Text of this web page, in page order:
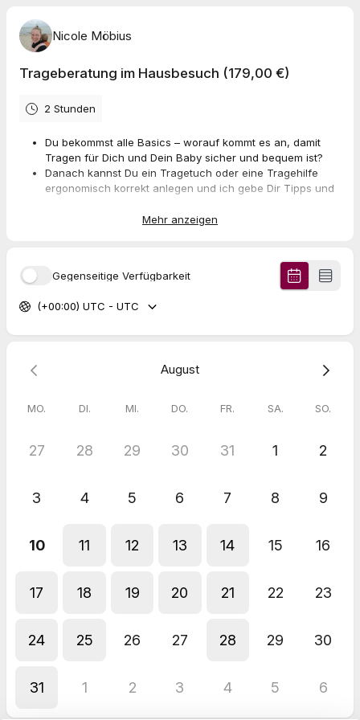
Nicole Möbius
Trageberatung im Hausbesuch (179,00 €)
2 Stunden
Du bekommst alle Basics – worauf kommt es an, damit
Tragen für Dich und Dein Baby sicher und bequem ist?
Danach kannst Du ein Tragetuch oder eine Tragehilfe
ergonomisch korrekt anlegen und ich gebe Dir Tipps und
ganz individuell auf Dich und Dein Baby abgestimmt
Exklusiv-Zeit für Euch an einem Termin Deiner Wahl
Buche Dir dirket Deinen Termin für eine individuelle
in Leipzig in Eurer gewohnten Umgebung und
Tragetücher ausprobieren, um heruaszufinden,
was für
Damit esauch für Dein Baby entspannt
ist, bringe ich
Tragehilfe (Kaution erforderlich)
inkl. Videoanleitungen, damit du auch nach dem Termin
Rechnung von mir)
Mit der Buchung akzeptierst Du dieAGBvon Tragestark -
Mehr anzeigen
Gegenseitige Verfügbarkeit
(+00:00) UTC - UTC
August
MO. DI. MI. DO. FR. SA. SO.
27 28 29 30 31 1 2
3 4 5 6 7 8 9
10 11 12 13 14 15 16
17 18 19 20 21 22 23
24 25 26 27 28 29 30
31 1 2 3 4 5 6